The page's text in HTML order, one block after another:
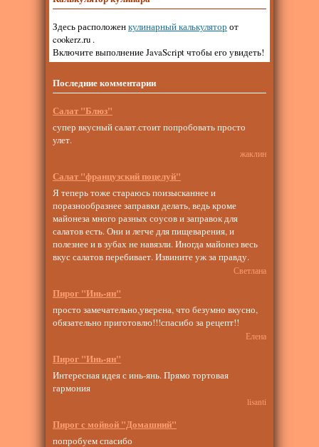
Здесь расположенкулинарный калькулятор от
cookerz.ru .
Включите выполнение JavaScript чтобы его увидеть!
Последние комментарии
Салат "Блюз"
супер вкусный салат.стоит попробовать просто
улет.
жаклин
Салат "французский поцелуй"
Я теперь тоже стараюсь поизысканнее и
поразнообразнее заправки делать, ведь кроме
майонеза много разных соусов и заправок для
салатов есть. Они и легче для пищеварения, и
полезнее и в зубах не навязли. Иногда майонез весь
вкус салатов перебивает. Извините уж за правду.
Светлана
Пирог "Инь-ян"
просто замечательно,уверена, что безумно вкусно,
обязательно приготовлю!!!спасибо за рецепт!!
Елена
Пирог "Инь-ян"
Интересная идея с инь-янь. Прямо тортовая
гармония
lisanti
Пирог с мойвой "Домашний"
попробуем спасибо